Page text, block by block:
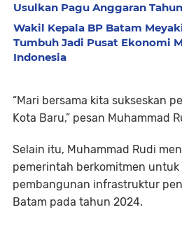
Usulkan Pagu Anggaran
Wakil Kepala BP Batam
Tumbuh Jadi Pusat Ekonomi
Indonesia
“Mari bersama kita sukseskan
Kota Baru,” pesan Muhammad
Selain itu, Muhammad Rudi
pemerintah berkomitmen
pembangunan infrastruktur
Batam pada tahun 2024.